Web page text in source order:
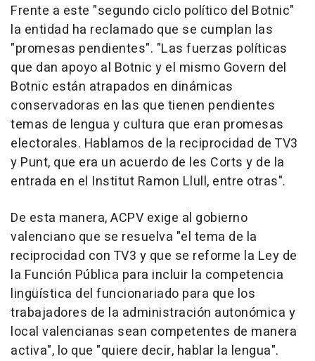
Frente a este "segundo ciclo político del Botnic"
la entidad ha reclamado que se cumplan las
"promesas pendientes". "Las fuerzas políticas
que dan apoyo al Botnic y el mismo Govern del
Botnic están atrapados en dinámicas
conservadoras en las que tienen pendientes
temas de lengua y cultura que eran promesas
electorales. Hablamos de la reciprocidad de TV3
y Punt, que era un acuerdo de les Corts y de la
entrada en el Institut Ramon Llull, entre otras".
De esta manera, ACPV exige al gobierno
valenciano que se resuelva "el tema de la
reciprocidad con TV3 y que se reforme la Ley de
la Función Pública para incluir la competencia
lingüística del funcionariado para que los
trabajadores de la administración autonómica y
local valencianas sean competentes de manera
activa", lo que "quiere decir, hablar la lengua".